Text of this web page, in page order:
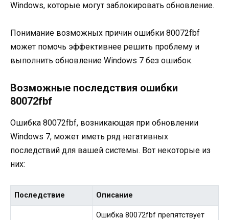
Windows, которые могут заблокировать обновление.
Понимание возможных причин ошибки 80072fbf
может помочь эффективнее решить проблему и
выполнить обновление Windows 7 без ошибок.
Возможные последствия ошибки
80072fbf
Ошибка 80072fbf, возникающая при обновлении
Windows 7, может иметь ряд негативных
последствий для вашей системы. Вот некоторые из
них:
Последствие Описание
Ошибка 80072fbf препятствует